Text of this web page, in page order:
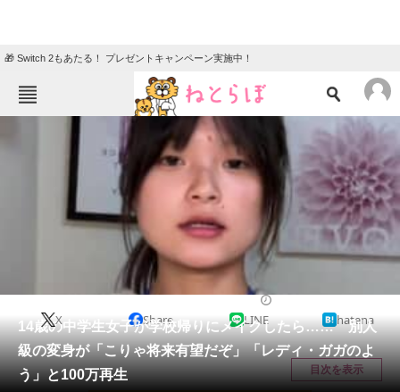
🎁 Switch 2もあたる！ プレゼントキャンペーン実施中！
ねとらぼメニュー
ニュース
クイズ
地域
教育・育児
リサーチ
会員記事
メディア
14歳の中学生女子が学校帰りにメイクしたら…… 別人
級の変身が「こりゃ将来有望だぞ」「レディ・ガガのよ
う」と100万再生
X Share LINE hatena
目次を表示